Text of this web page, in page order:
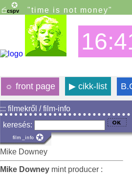
"time is not money"
☼ front page ▶cikk-list
::: filmekről / film-info
keresés:
Mike Downey
Mike Downeymint producer :